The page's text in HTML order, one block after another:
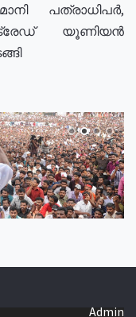
പത്രാധിപർ,
യൂണിയൻ
Admin